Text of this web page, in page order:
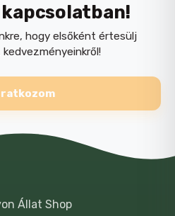
hogy elsőként értesülj
kedvezményeinkről!